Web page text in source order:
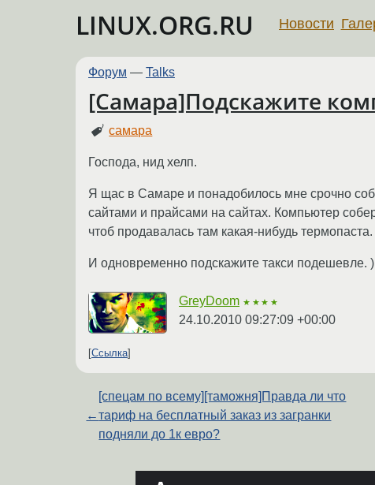
LINUX.ORG.RU Новости
Форум — Talks
[Самара]Подскажите
самара
Господа, нид хелп.
Я щас в Самаре и понадобилось мне срочно
сайтами и прайсами на сайтах. Компьютер
чтоб продавалась там какая-нибудь
И одновременно подскажите такси подешевле. )
GreyDoom ★★★★
24.10.2010 09:27:09 +00:00
Ссылка
←
[спецам по всему][таможня]Правда ли что
тариф на бесплатный заказ из загранки
подняли до 1к евро?